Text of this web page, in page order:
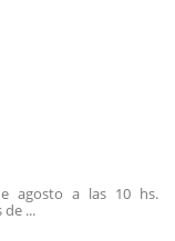
agosto a las 10 hs.
de ...